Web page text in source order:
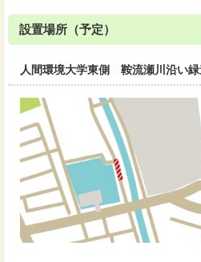
設置場所（予定）
人間環境大学東側 鞍流瀬川沿い